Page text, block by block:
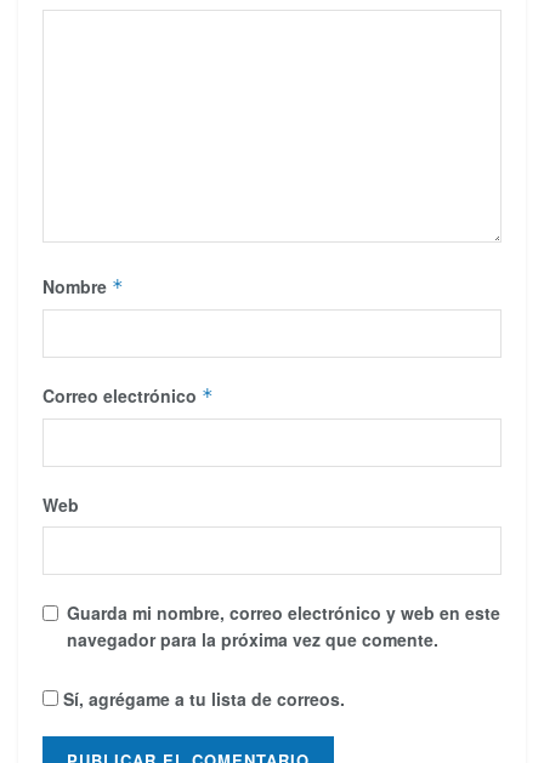
Nombre *
Correo electrónico *
Web
Guarda mi nombre, correo electrónico y web en este
navegador para la próxima vez que comente.
Sí, agrégame a tu lista de correos.